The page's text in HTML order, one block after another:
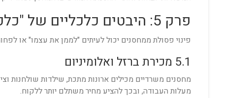
פרק 5: היבטים כלכליים של "כלכלה מעגלית" במחסן
פינוי פסולת ממחסנים יכול לעיתים "לממן את עצמו" או
5.1 מכירת ברזל ואלומיניום
מחסנים משרדיים מכילים ארונות מתכת, שילדות שולחנות
מעלות העבודה, ובכך להציע מחיר משתלם יותר ללקוח.